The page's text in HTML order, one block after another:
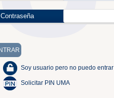
Contraseña
Soy usuario pero no puedo entrar
Solicitar PIN UMA